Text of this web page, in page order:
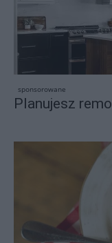
sponsorowane
Planujesz